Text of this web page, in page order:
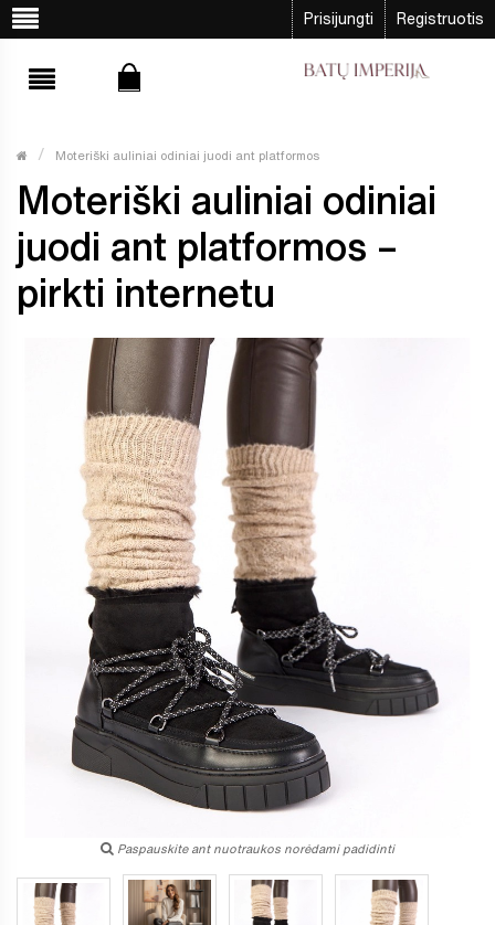
Prisijungti Registruotis
Moteriški auliniai odiniai juodi ant platformos
Moteriški auliniai odiniai
juodi ant platformos –
pirkti internetu
Paspauskite ant nuotraukos norėdami padidinti